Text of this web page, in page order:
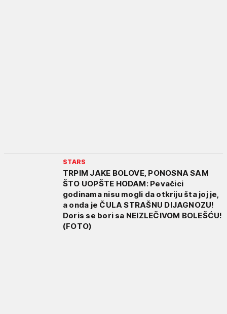
STARS
TRPIM JAKE BOLOVE, PONOSNA SAM
ŠTO UOPŠTE HODAM: Pevačici
godinama nisu mogli da otkriju šta joj je,
a onda je ČULA STRAŠNU DIJAGNOZU!
Doris se bori sa NEIZLEČIVOM BOLEŠĆU!
(FOTO)